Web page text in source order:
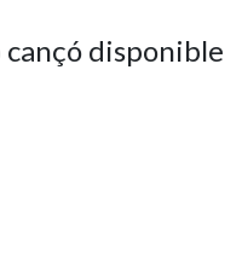
cançó disponible